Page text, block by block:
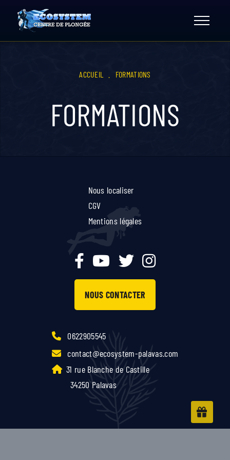
content
ACCUEIL FORMATIONS
FORMATIONS
Nous localiser
CGV
Mentions légales
NOUS CONTACTER
0622905545
contact@ecosystem-palavas.com
31 rue Blanche de Castille
34250 Palavas